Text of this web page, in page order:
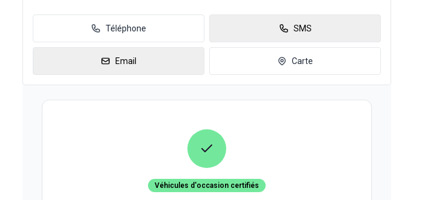
Téléphone SMS
Email Carte
Véhicules d'occasion certifiés